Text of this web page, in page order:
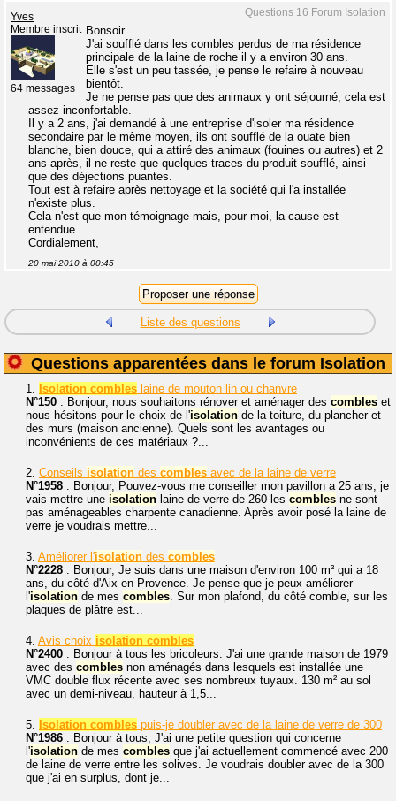
Questions 16 Forum Isolation
Yves
Membre inscrit
64 messages
Bonsoir
J'ai soufflé dans les combles perdus de ma résidence
principale de la laine de roche il y a environ 30 ans.
Elle s'est un peu tassée, je pense le refaire à nouveau
bientôt.
Je ne pense pas que des animaux y ont séjourné; cela est
assez inconfortable.
Il y a 2 ans, j'ai demandé à une entreprise d'isoler ma résidence
secondaire par le même moyen, ils ont soufflé de la ouate bien
blanche, bien douce, qui a attiré des animaux (fouines ou autres) et 2
ans après, il ne reste que quelques traces du produit soufflé, ainsi
que des déjections puantes.
Tout est à refaire après nettoyage et la société qui l'a installée
n'existe plus.
Cela n'est que mon témoignage mais, pour moi, la cause est
entendue.
Cordialement,
20 mai 2010 à 00:45
Liste des questions
Questions apparentées dans le forum Isolation
1. Isolation combles laine de mouton lin ou chanvre
N°150 : Bonjour, nous souhaitons rénover et aménager des combles et
nous hésitons pour le choix de l'isolation de la toiture, du plancher et
des murs (maison ancienne). Quels sont les avantages ou
inconvénients de ces matériaux ?...
2. Conseils isolation des combles avec de la laine de verre
N°1958 : Bonjour, Pouvez-vous me conseiller mon pavillon a 25 ans, je
vais mettre une isolation laine de verre de 260 les combles ne sont
pas aménageables charpente canadienne. Après avoir posé la laine de
verre je voudrais mettre...
3. Améliorer l'isolation des combles
N°2228 : Bonjour, Je suis dans une maison d'environ 100 m² qui a 18
ans, du côté d'Aix en Provence. Je pense que je peux améliorer
l'isolation de mes combles. Sur mon plafond, du côté comble, sur les
plaques de plâtre est...
4. Avis choix isolation combles
N°2400 : Bonjour à tous les bricoleurs. J'ai une grande maison de 1979
avec des combles non aménagés dans lesquels est installée une
VMC double flux récente avec ses nombreux tuyaux. 130 m² au sol
avec un demi-niveau, hauteur à 1,5...
5. Isolation combles puis-je doubler avec de la laine de verre de 300
N°1986 : Bonjour à tous, J'ai une petite question qui concerne
l'isolation de mes combles que j'ai actuellement commencé avec 200
de laine de verre entre les solives. Je voudrais doubler avec de la 300
que j'ai en surplus, dont je...